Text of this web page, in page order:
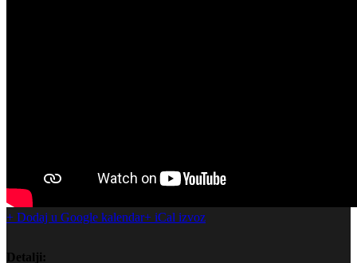
+ Dodaj u Google kalendar+ iCal izvoz
Detalji: